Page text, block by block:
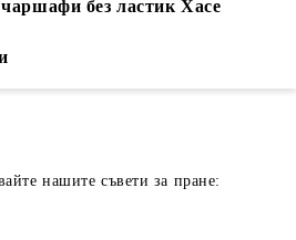
без ластик Хасе
нашите съвети за пране: